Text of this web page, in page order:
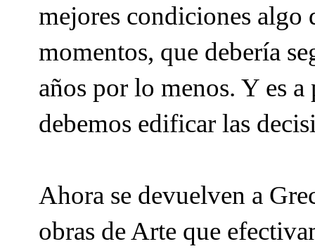
mejores condiciones algo
momentos, que debería
años por lo menos. Y es
debemos edificar las
Ahora se devuelven a
obras de Arte que